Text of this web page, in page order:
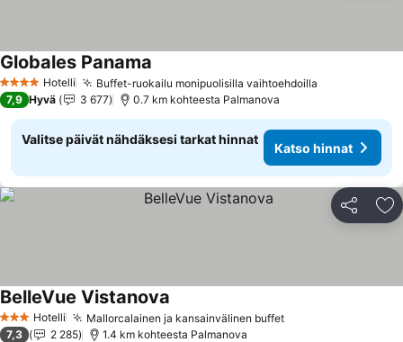
4 Tähtiluokitus
Hotelli Buffet-ruokailu monipuolisilla vaihtoehdoilla
Globales Panama
7,9 Hyvä 3 677 0.7 km kohteesta Palmanova
Valitse päivät nähdäksesi tarkat hinnat
Katso hinnat
Jaa
3 Tähtiluokitus
Hotelli Mallorcalainen ja kansainvälinen buffet
BelleVue Vistanova
7,3 2 285 1.4 km kohteesta Palmanova